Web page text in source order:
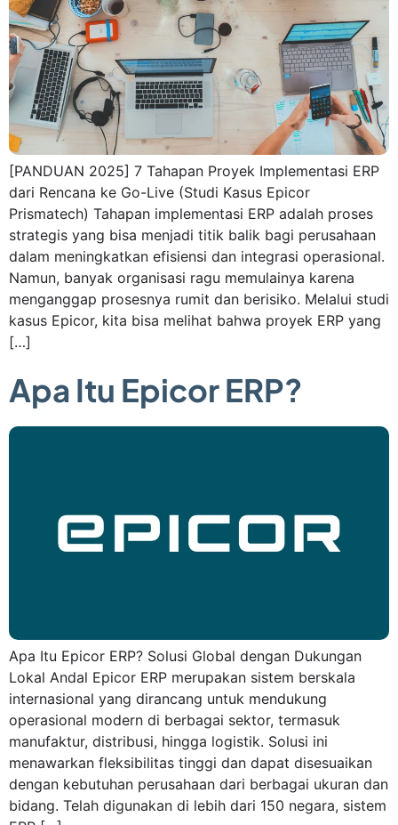
[PANDUAN 2025] 7 Tahapan Proyek Implementasi ERP
dari Rencana ke Go-Live (Studi Kasus Epicor
Prismatech) Tahapan implementasi ERP adalah proses
strategis yang bisa menjadi titik balik bagi perusahaan
dalam meningkatkan efisiensi dan integrasi operasional.
Namun, banyak organisasi ragu memulainya karena
menganggap prosesnya rumit dan berisiko. Melalui studi
kasus Epicor, kita bisa melihat bahwa proyek ERP yang
[…]
Apa Itu Epicor ERP?
Apa Itu Epicor ERP? Solusi Global dengan Dukungan
Lokal Andal Epicor ERP merupakan sistem berskala
internasional yang dirancang untuk mendukung
operasional modern di berbagai sektor, termasuk
manufaktur, distribusi, hingga logistik. Solusi ini
menawarkan fleksibilitas tinggi dan dapat disesuaikan
dengan kebutuhan perusahaan dari berbagai ukuran dan
bidang. Telah digunakan di lebih dari 150 negara, sistem